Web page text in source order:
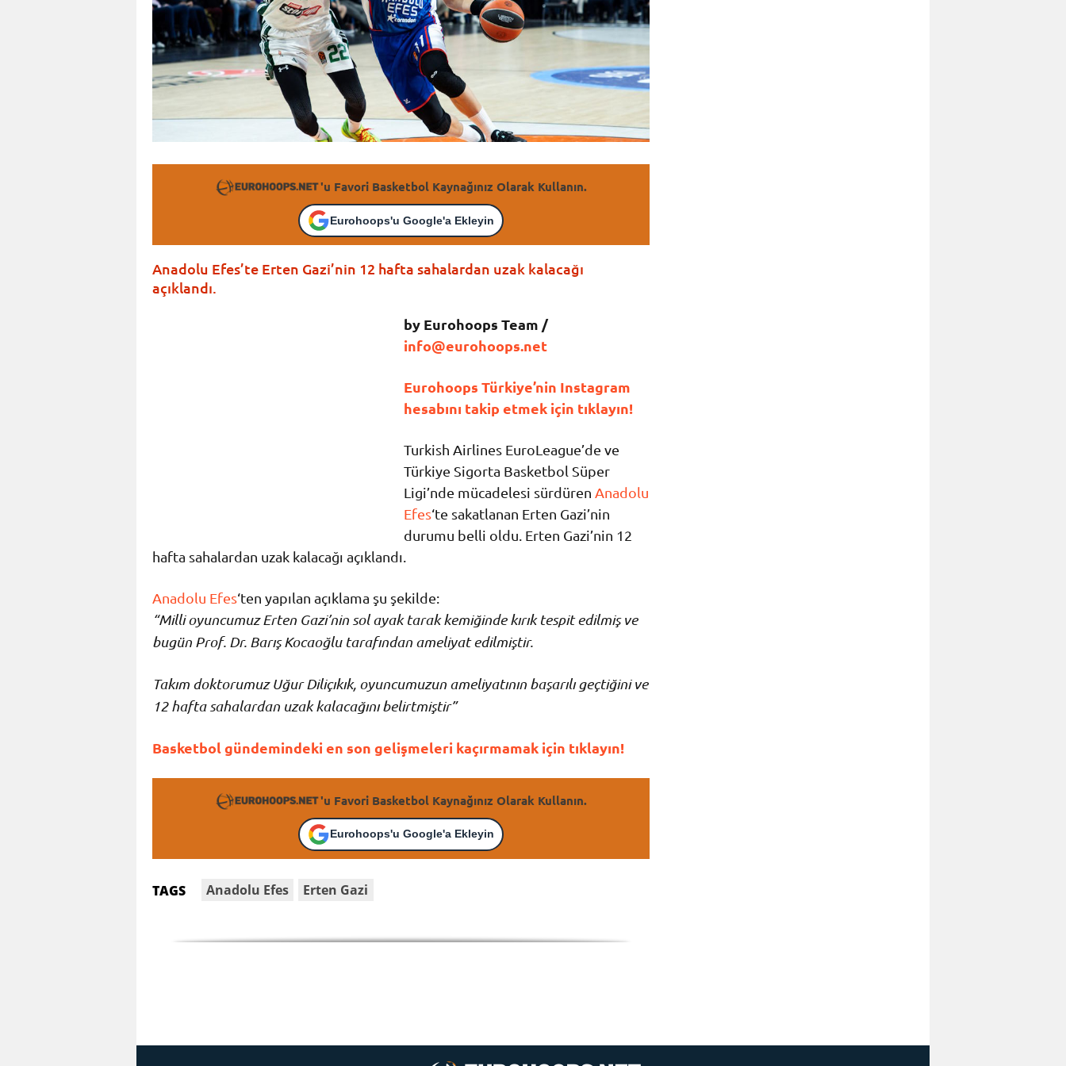
'u Favori Basketbol Kaynağınız Olarak Kullanın.
Eurohoops'u Google'a Ekleyin
Anadolu Efes’te Erten Gazi’nin 12 hafta sahalardan uzak kalacağı
açıklandı.
by Eurohoops Team /
info@eurohoops.net
Eurohoops Türkiye’nin Instagram
hesabını takip etmek için tıklayın!
Turkish Airlines EuroLeague’de ve
Türkiye Sigorta Basketbol Süper
Ligi’nde mücadelesi sürdüren Anadolu
Efes‘te sakatlanan Erten Gazi’nin
durumu belli oldu. Erten Gazi’nin 12
hafta sahalardan uzak kalacağı açıklandı.
Anadolu Efes‘ten yapılan açıklama şu şekilde:
“Milli oyuncumuz Erten Gazi’nin sol ayak tarak kemiğinde kırık tespit edilmiş ve
bugün Prof. Dr. Barış Kocaoğlu tarafından ameliyat edilmiştir.
Takım doktorumuz Uğur Diliçıkık, oyuncumuzun ameliyatının başarılı geçtiğini ve
12 hafta sahalardan uzak kalacağını belirtmiştir”
Basketbol gündemindeki en son gelişmeleri kaçırmamak için tıklayın!
'u Favori Basketbol Kaynağınız Olarak Kullanın.
Eurohoops'u Google'a Ekleyin
TAGS Anadolu Efes Erten Gazi